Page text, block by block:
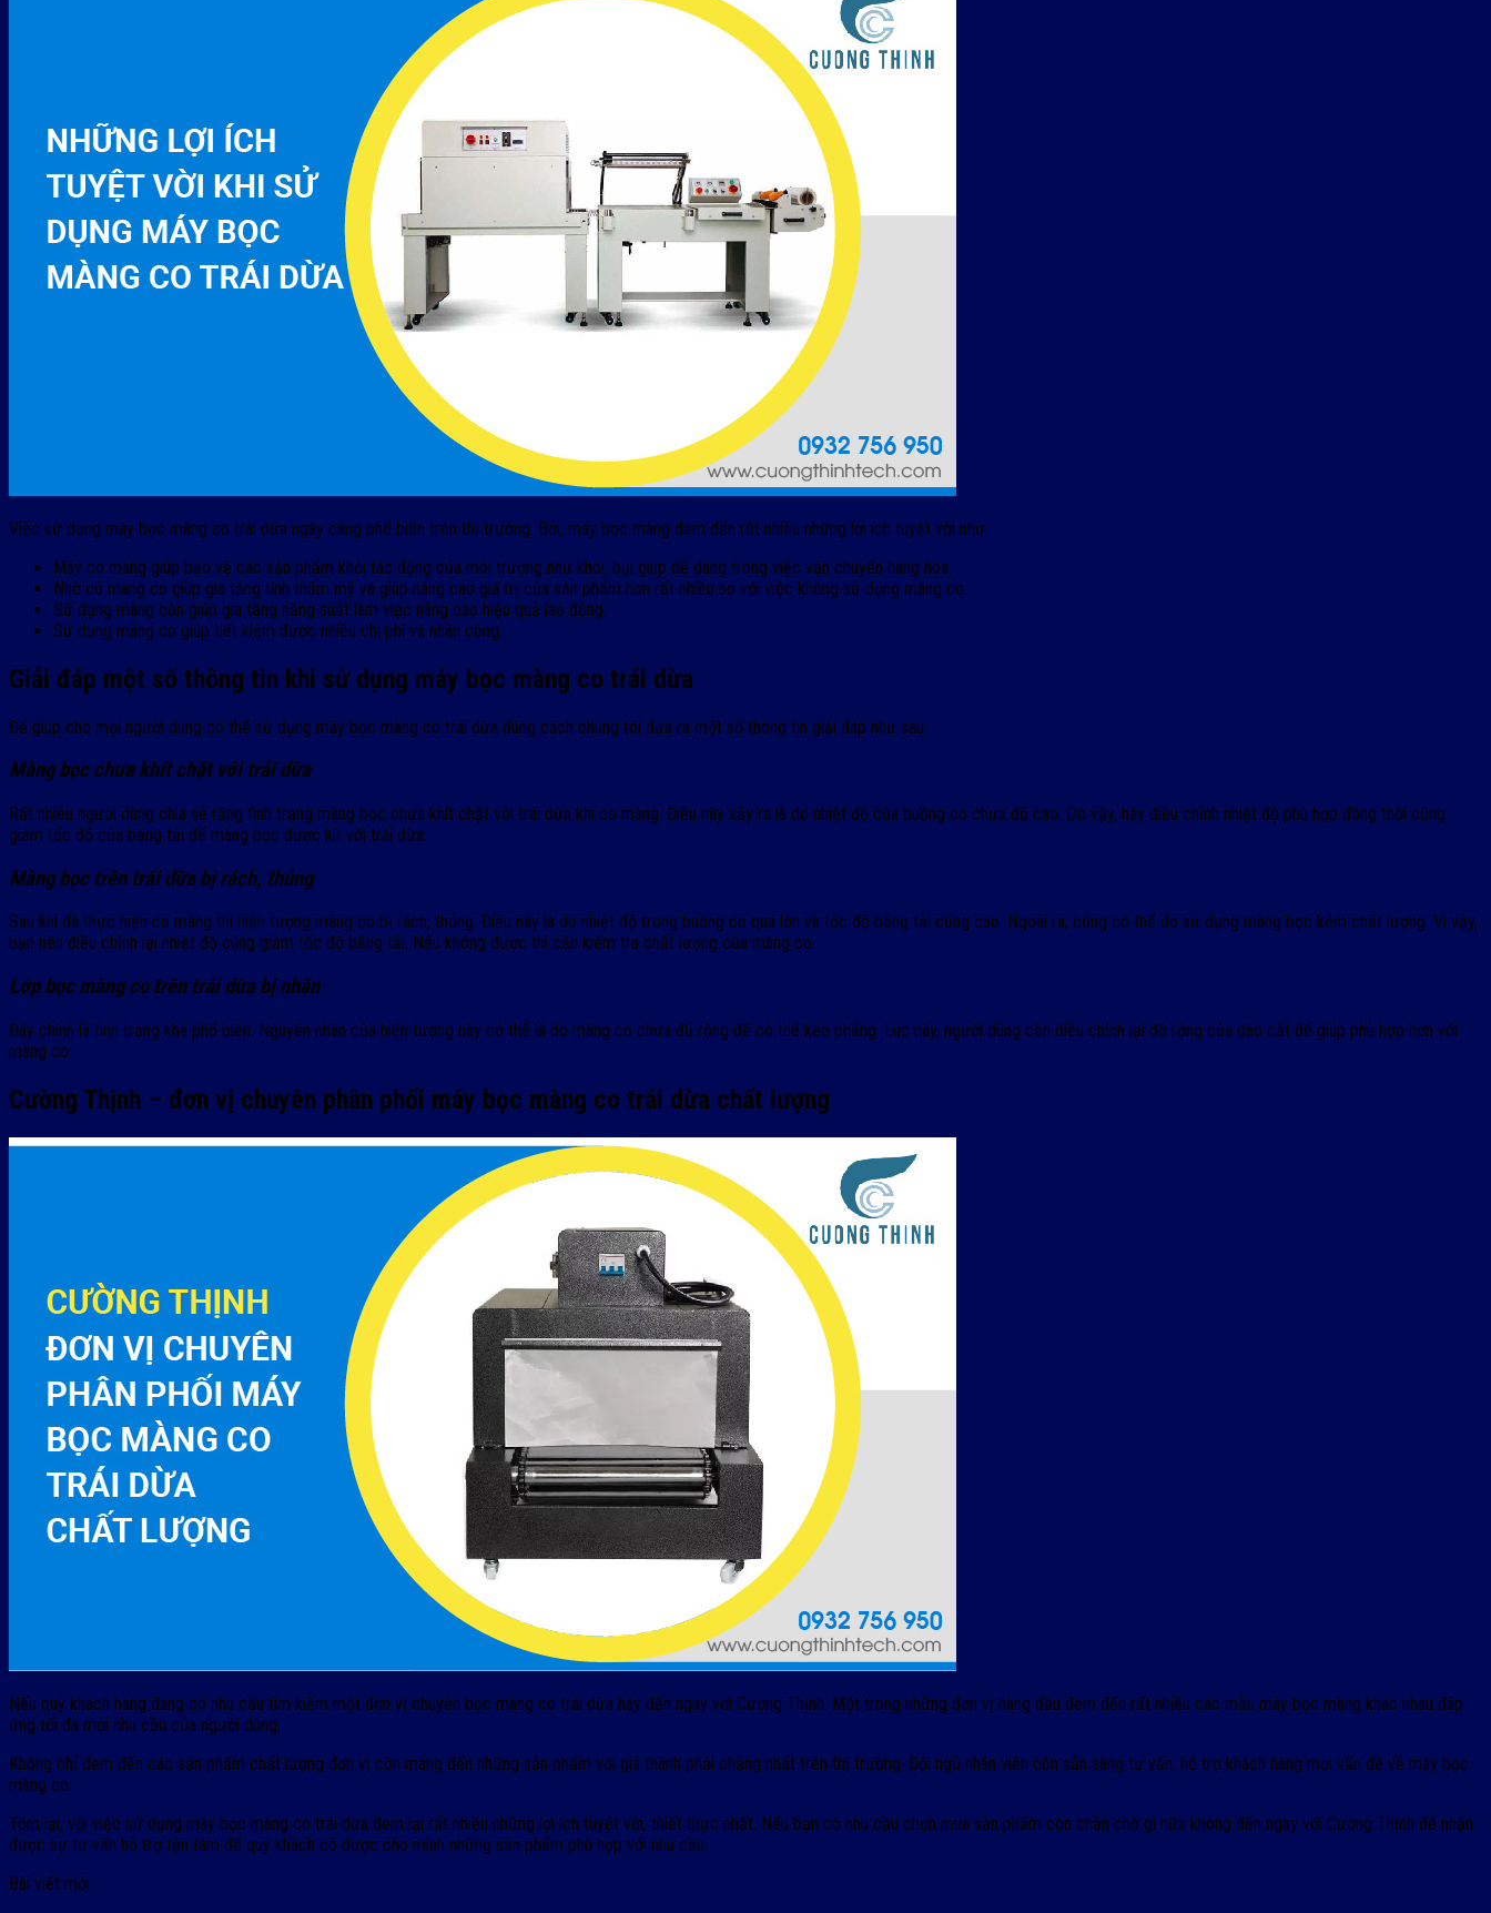
Việc sử dụng máy bọc màng co trái dừa ngày càng phổ biến trên thị trường. Bởi, máy bọc màng đem đến rất nhiều những lợi ích tuyệt vời như:
Máy co màng giúp bảo vệ các sản phẩm khỏi tác động của môi trường như khói, bụi giúp dễ dàng trong việc vận chuyển hàng hóa.
Nhờ có màng co giúp gia tăng tính thẩm mỹ và giúp nâng cao giá trị của sản phẩm hơn rất nhiều so với việc không sử dụng màng co.
Sử dụng màng còn giúp gia tăng năng suất làm việc nâng cao hiệu quả lao động.
Sử dụng màng co giúp tiết kiệm được nhiều chi phí và nhân công.
Giải đáp một số thông tin khi sử dụng máy bọc màng co trái dừa
Để giúp cho mọi người dùng có thể sử dụng máy bọc màng co trái dừa đúng cách chúng tôi đưa ra một số thông tin giải đáp như sau:
Màng bọc chưa khít chặt với trái dừa
Rất nhiều người dùng chia sẻ rằng tình trạng màng bọc chưa khít chặt với trái dừa khi co màng. Điều này xảy ra là do nhiệt độ của buồng co chưa đủ cao. Do vậy, hãy điều chỉnh nhiệt độ phù hợp đồng thời cũng
giảm tốc độ của băng tải để màng bọc được kít với trái dừa.
Màng bọc trên trái dừa bị rách, thủng
Sau khi đã thực hiện co màng thì hiện tượng màng co bị rách, thủng. Điều này là do nhiệt độ trong buồng co quá lớn và tốc độ băng tải cũng cao. Ngoài ra, cũng có thể do sử dụng màng bọc kém chất lượng. Vì vậy,
bạn nên điều chỉnh lại nhiệt độ cùng giảm tốc độ bằng tải. Nếu không được thì cần kiểm tra chất lượng của màng co.
Lớp bọc màng co trên trái dừa bị nhăn
Đây chính là tình trạng khá phổ biến. Nguyên nhân của hiện tượng này có thể là do màng co chưa đủ rộng để có thể kéo phẳng. Lúc này, người dùng cần điều chỉnh lại độ rộng của dao cắt để giúp phù hợp hơn với
màng co.
Cường Thịnh – đơn vị chuyên phân phối máy bọc màng co trái dừa chất lượng
Nếu quý khách hàng đang có nhu cầu tìm kiếm một đơn vị chuyên bọc màng co trái dừa hãy đến ngay với Cường Thịnh. Một trong những đơn vị hàng đầu đem đến rất nhiều các mẫu máy bọc màng khác nhau đáp
ứng tối đa mọi nhu cầu của người dùng.
Không chỉ đem đến các sản phẩm chất lượng đơn vị còn mang đến những sản phẩm với giá thành phải chăng nhất trên thị trường. Đội ngũ nhân viên còn sẵn sàng tư vấn, hỗ trợ khách hàng mọi vấn đề về máy bọc
màng co.
Tóm lại, với việc sử dụng máy bọc màng co trái dừa đem lại rất nhiều những lợi ích tuyệt vời, thiết thực nhất. Nếu bạn có nhu cầu chọn mua sản phẩm còn chần chờ gì nữa không đến ngay với Cường Thịnh để nhận
được sự tư vấn hỗ trợ tận tâm để quý khách có được cho mình những sản phẩm phù hợp với nhu cầu.
Bài viết mới